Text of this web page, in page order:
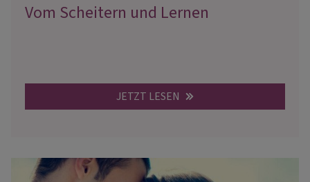
Vom Scheitern und Lernen
JETZT LESEN